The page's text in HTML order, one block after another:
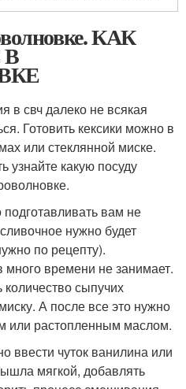
КАК
в свч далеко не всякая
Готовить кексики можно в
или стеклянной миске.
узнайте какую посуду
вам не
нужно будет
по рецепту).
времени не занимает.
количество сыпучих
А после все это нужно
или растопленным маслом.
ввести чуток ванилина или
мягкой, добавлять